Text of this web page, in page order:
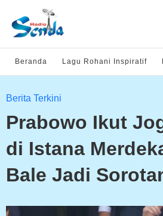
Beranda Lagu Rohani Inspiratif
Berita Terkini
Prabowo Ikut
di Istana
Bale Jadi